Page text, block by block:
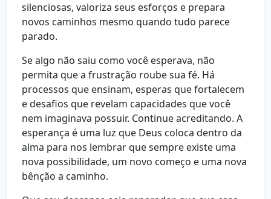
silenciosas, valoriza seus esforços e prepara
novos caminhos mesmo quando tudo parece
parado.
Se algo não saiu como você esperava, não
permita que a frustração roube sua fé. Há
processos que ensinam, esperas que fortalecem
e desafios que revelam capacidades que você
nem imaginava possuir. Continue acreditando. A
esperança é uma luz que Deus coloca dentro da
alma para nos lembrar que sempre existe uma
nova possibilidade, um novo começo e uma nova
bênção a caminho.